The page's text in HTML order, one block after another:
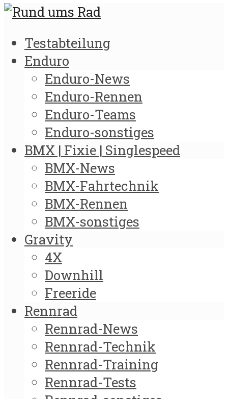
Testabteilung
Enduro
Enduro-News
Enduro-Rennen
Enduro-Teams
Enduro-sonstiges
BMX | Fixie | Singlespeed
BMX-News
BMX-Fahrtechnik
BMX-Rennen
BMX-sonstiges
Gravity
4X
Downhill
Freeride
Rennrad
Rennrad-News
Rennrad-Technik
Rennrad-Training
Rennrad-Tests